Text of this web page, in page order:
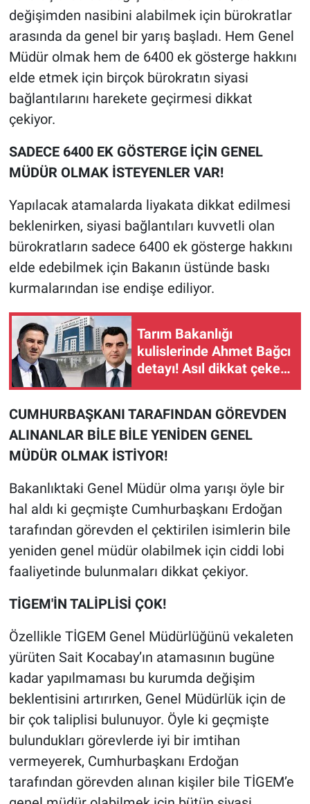
değişimden nasibini alabilmek için bürokratlar
arasında da genel bir yarış başladı. Hem Genel
Müdür olmak hem de 6400 ek gösterge hakkını
elde etmek için birçok bürokratın siyasi
bağlantılarını harekete geçirmesi dikkat
çekiyor.
SADECE 6400 EK GÖSTERGE İÇİN GENEL
MÜDÜR OLMAK İSTEYENLER VAR!
Yapılacak atamalarda liyakata dikkat edilmesi
beklenirken, siyasi bağlantıları kuvvetli olan
bürokratların sadece 6400 ek gösterge hakkını
elde edebilmek için Bakanın üstünde baskı
kurmalarından ise endişe ediliyor.
Tarım Bakanlığı
kulislerinde Ahmet Bağcı
detayı! Asıl dikkat çeken
Tarım Kredi denklemi
CUMHURBAŞKANI TARAFINDAN GÖREVDEN
ALINANLAR BİLE BİLE YENİDEN GENEL
MÜDÜR OLMAK İSTİYOR!
Bakanlıktaki Genel Müdür olma yarışı öyle bir
hal aldı ki geçmişte Cumhurbaşkanı Erdoğan
tarafından görevden el çektirilen isimlerin bile
yeniden genel müdür olabilmek için ciddi lobi
faaliyetinde bulunmaları dikkat çekiyor.
TİGEM'İN TALİPLİSİ ÇOK!
Özellikle TİGEM Genel Müdürlüğünü vekaleten
yürüten Sait Kocabay’ın atamasının bugüne
kadar yapılmaması bu kurumda değişim
beklentisini artırırken, Genel Müdürlük için de
bir çok taliplisi bulunuyor. Öyle ki geçmişte
bulundukları görevlerde iyi bir imtihan
vermeyerek, Cumhurbaşkanı Erdoğan
tarafından görevden alınan kişiler bile TİGEM’e